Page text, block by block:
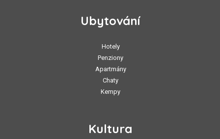
Ubytování
Hotely
Penziony
Apartmány
Chaty
Kempy
Kultura